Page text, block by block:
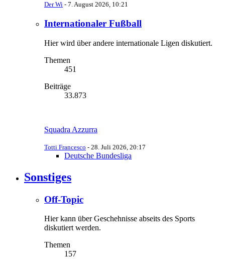
Der Wi - 7. August 2026, 10:21
Internationaler Fußball
Hier wird über andere internationale Ligen diskutiert.
Themen
451
Beiträge
33.873
Squadra Azzurra
Totti Francesco - 28. Juli 2026, 20:17
Deutsche Bundesliga
Sonstiges
Off-Topic
Hier kann über Geschehnisse abseits des Sports
diskutiert werden.
Themen
157